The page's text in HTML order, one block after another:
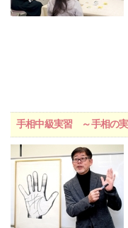
手相中級実習 ～手相の